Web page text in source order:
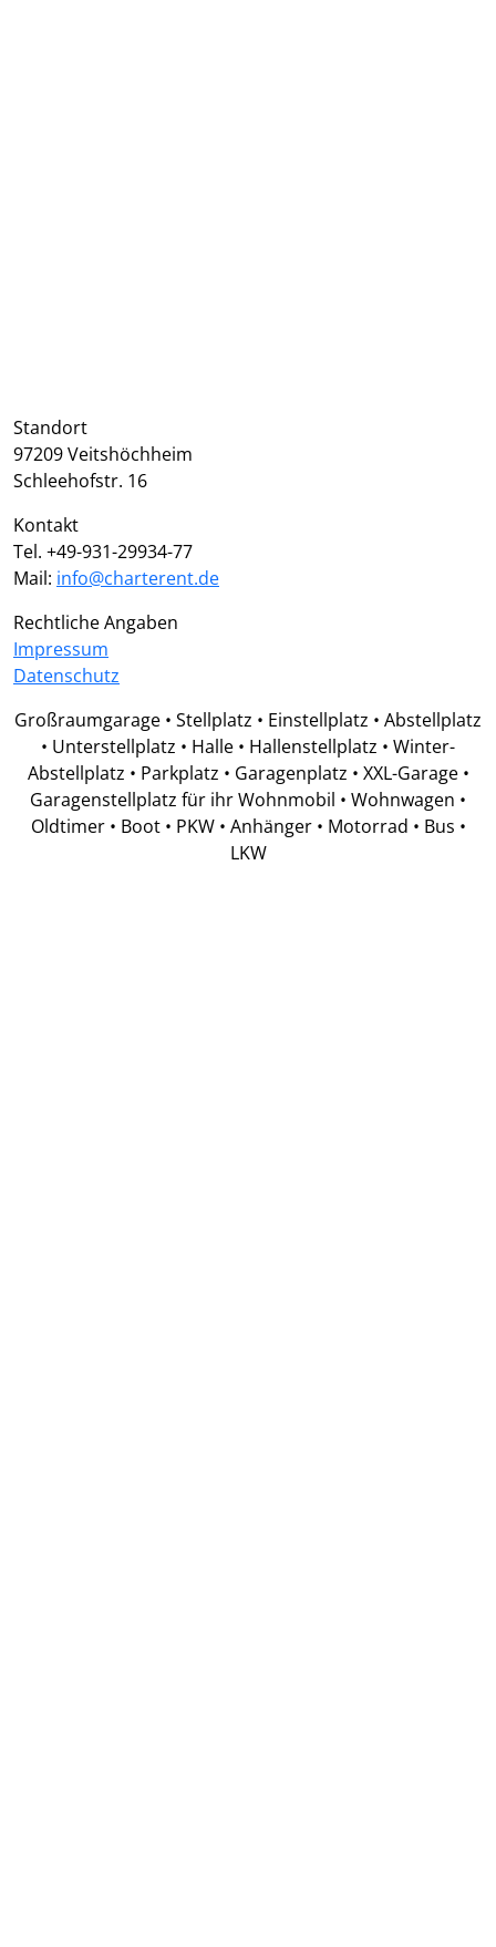
Standort
97209 Veitshöchheim
Schleehofstr. 16
Kontakt
Tel. +49-931-29934-77
Mail: info@charterent.de
Rechtliche Angaben
Impressum
Datenschutz
Großraumgarage • Stellplatz • Einstellplatz • Abstellplatz
• Unterstellplatz • Halle • Hallenstellplatz • Winter-
Abstellplatz • Parkplatz • Garagenplatz • XXL-Garage •
Garagenstellplatz für ihr Wohnmobil • Wohnwagen •
Oldtimer • Boot • PKW • Anhänger • Motorrad • Bus •
LKW